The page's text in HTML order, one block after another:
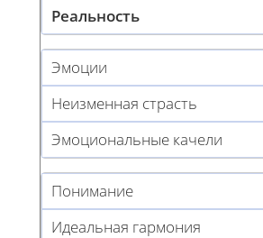
Реальность
Эмоции
Неизменная страсть
Эмоциональные качели
Понимание
Идеальная гармония